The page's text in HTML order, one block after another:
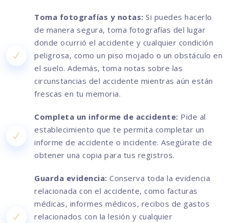
Toma fotografías y notas: Si puedes hacerlo
de manera segura, toma fotografías del lugar
donde ocurrió el accidente y cualquier condición
peligrosa, como un piso mojado o un obstáculo en
el suelo. Además, toma notas sobre las
circunstancias del accidente mientras aún están
frescas en tu memoria.
Completa un informe de accidente: Pide al
establecimiento que te permita completar un
informe de accidente o incidente. Asegúrate de
obtener una copia para tus registros.
Guarda evidencia: Conserva toda la evidencia
relacionada con el accidente, como facturas
médicas, informes médicos, recibos de gastos
relacionados con la lesión y cualquier